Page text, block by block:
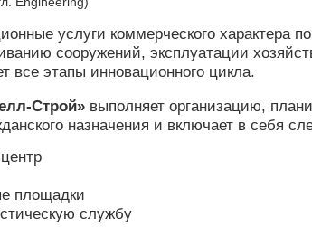
услуги коммерческого характера
сооружений, эксплуатации
все этапы инновационного цикла.
Строй» выполняет организацию,
назначения и включает в себя
площадки
службу